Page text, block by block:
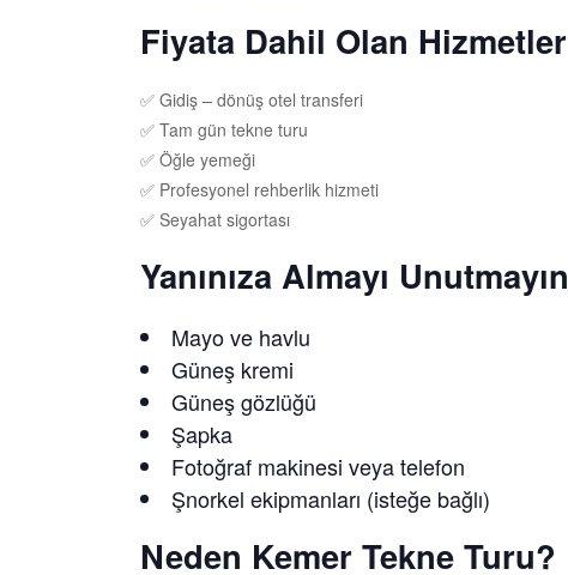
Fiyata Dahil Olan Hizmetler
✅ Gidiş – dönüş otel transferi
✅ Tam gün tekne turu
✅ Öğle yemeği
✅ Profesyonel rehberlik hizmeti
✅ Seyahat sigortası
Yanınıza Almayı Unutmayın
Mayo ve havlu
Güneş kremi
Güneş gözlüğü
Şapka
Fotoğraf makinesi veya telefon
Şnorkel ekipmanları (isteğe bağlı)
Neden Kemer Tekne Turu?